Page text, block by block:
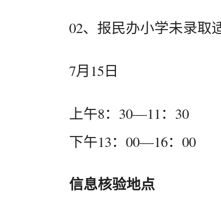
02、报民办小学未录取
7月15日
上午8：30—11：30
下午13：00—16：00
信息核验地点